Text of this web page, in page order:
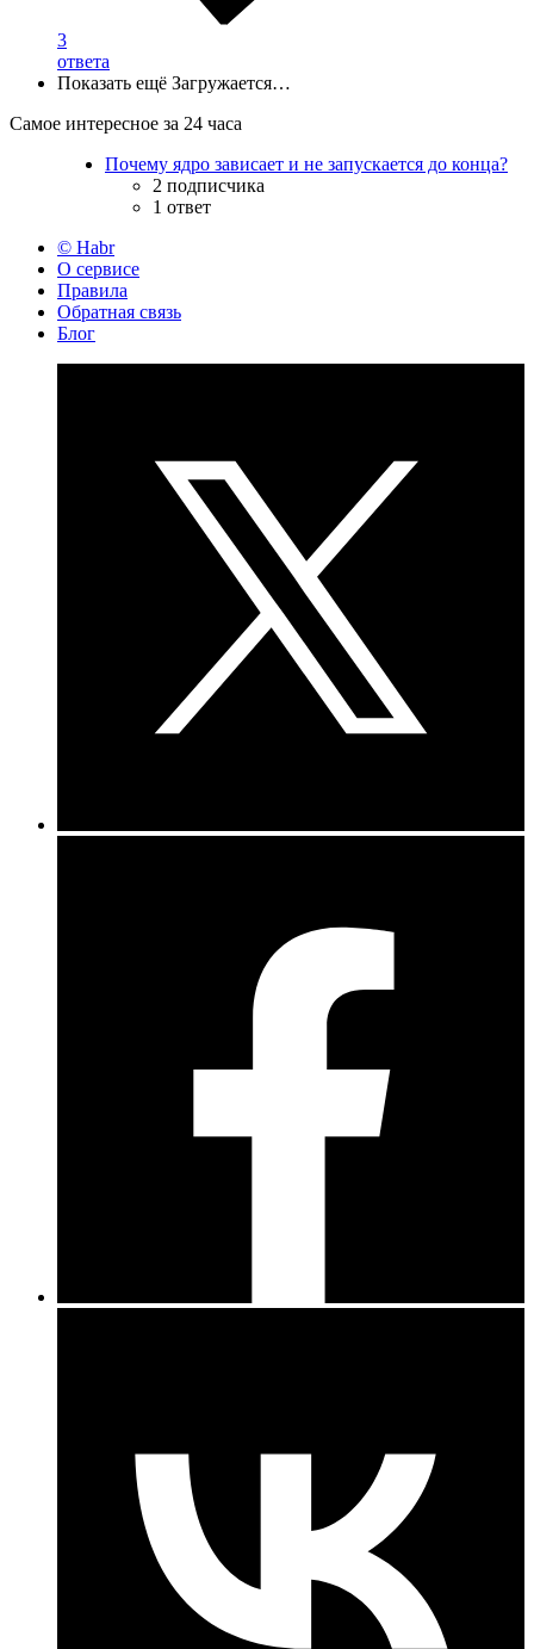
3
ответа
Показать ещё Загружается…
Самое интересное за 24 часа
Почему ядро зависает и не запускается до конца?
2 подписчика
1 ответ
© Habr
О сервисе
Правила
Обратная связь
Блог